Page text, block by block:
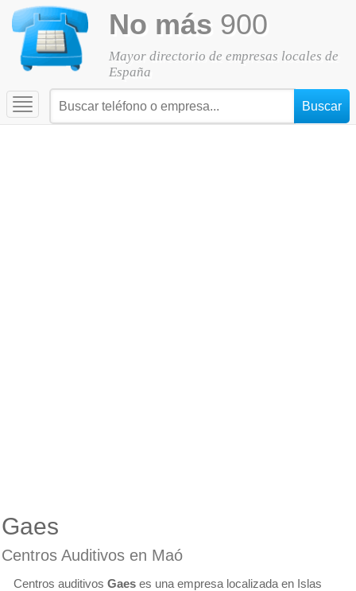
No más 900
Mayor directorio de empresas locales de
España
Toggle
navigation
Gaes
Centros Auditivos en Maó
Centros auditivos Gaes es una empresa localizada en Islas